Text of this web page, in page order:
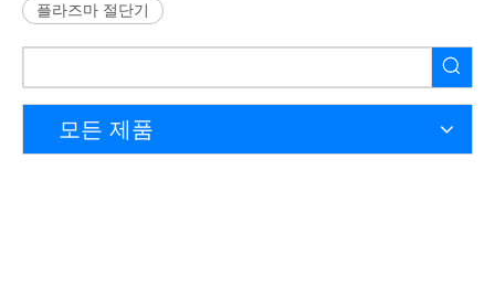
플라즈마 절단기
모든 제품